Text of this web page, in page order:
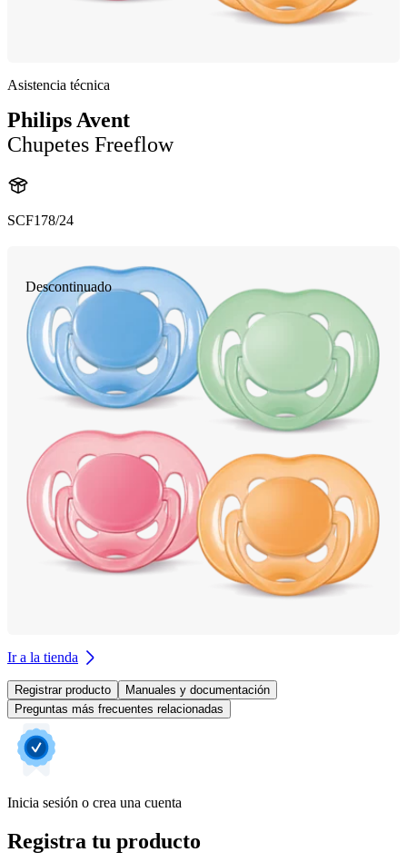
Asistencia técnica
Philips Avent
Chupetes Freeflow
SCF178/24
Descontinuado
Ir a la tienda
Registrar producto
Manuales y documentación
Preguntas más frecuentes relacionadas
Inicia sesión o crea una cuenta
Registra tu producto